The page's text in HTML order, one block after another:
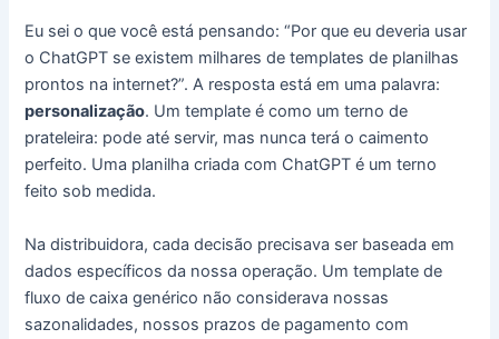
Eu sei o que você está pensando: “Por que eu deveria usar
o ChatGPT se existem milhares de templates de planilhas
prontos na internet?”. A resposta está em uma palavra:
personalização. Um template é como um terno de
prateleira: pode até servir, mas nunca terá o caimento
perfeito. Uma planilha criada com ChatGPT é um terno
feito sob medida.
Na distribuidora, cada decisão precisava ser baseada em
dados específicos da nossa operação. Um template de
fluxo de caixa genérico não considerava nossas
sazonalidades, nossos prazos de pagamento com